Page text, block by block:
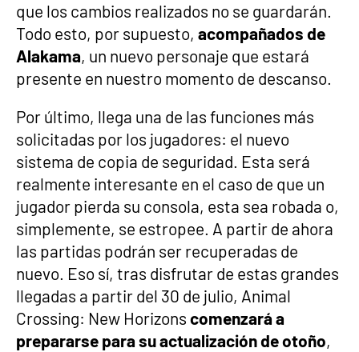
que los cambios realizados no se guardarán.
Todo esto, por supuesto, acompañados de
Alakama, un nuevo personaje que estará
presente en nuestro momento de descanso.
Por último, llega una de las funciones más
solicitadas por los jugadores: el nuevo
sistema de copia de seguridad. Esta será
realmente interesante en el caso de que un
jugador pierda su consola, esta sea robada o,
simplemente, se estropee. A partir de ahora
las partidas podrán ser recuperadas de
nuevo. Eso sí, tras disfrutar de estas grandes
llegadas a partir del 30 de julio, Animal
Crossing: New Horizons comenzará a
prepararse para su actualización de otoño,